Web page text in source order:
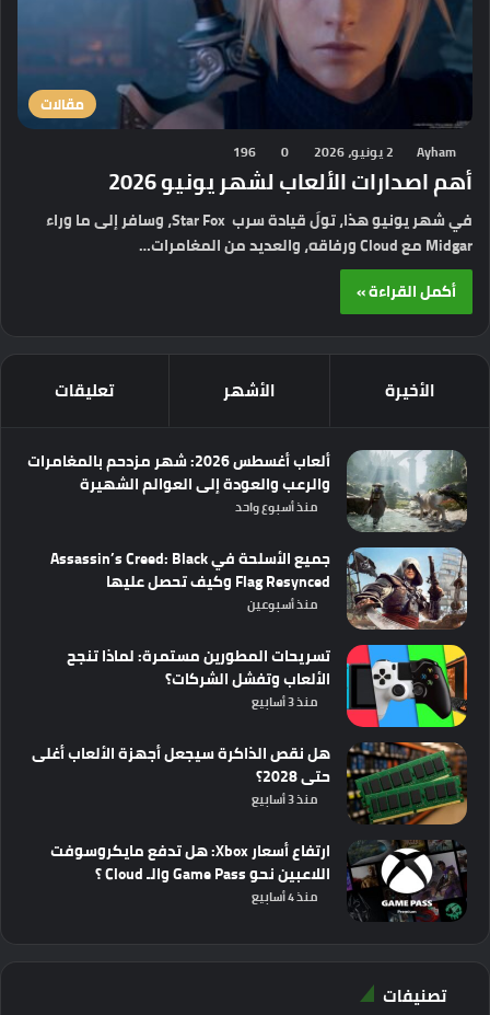
مقالات
Ayham 2 يونيو، 2026 0
196
أهم اصدارات الألعاب لشهر يونيو 2026
في شهر يونيو هذا، تولَ قيادة سرب Star Fox، وسافر إلى ما وراء
Midgar مع Cloud ورفاقه، والعديد من المغامرات…
أكمل القراءة »
الأخيرة الأشهر تعليقات
ألعاب أغسطس 2026: شهر مزدحم بالمغامرات
والرعب والعودة إلى العوالم الشهيرة
منذ أسبوع واحد
جميع الأسلحة في Assassin’s Creed: Black
Flag Resynced وكيف تحصل عليها
منذ أسبوعين
تسريحات المطورين مستمرة: لماذا تنجح
الألعاب وتفشل الشركات؟
منذ 3 أسابيع
هل نقص الذاكرة سيجعل أجهزة الألعاب أغلى
حتى 2028؟
منذ 3 أسابيع
ارتفاع أسعار Xbox: هل تدفع مايكروسوفت
اللاعبين نحو Game Pass والـ Cloud ؟
منذ 4 أسابيع
تصنيفات